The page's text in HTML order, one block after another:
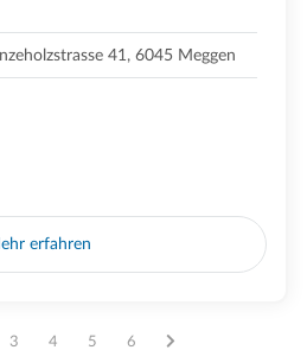
41, 6045 Meggen
erfahren
la page
êtes sur la page
Vous êtes sur la page
3 Vous êtes sur la page
4 Vous êtes sur la page
5 Vous êtes sur la page
6